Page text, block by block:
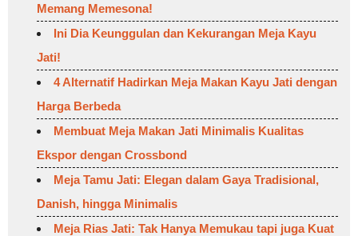
Memang Memesona!
Ini Dia Keunggulan dan Kekurangan Meja Kayu
Jati!
4 Alternatif Hadirkan Meja Makan Kayu Jati dengan
Harga Berbeda
Membuat Meja Makan Jati Minimalis Kualitas
Ekspor dengan Crossbond
Meja Tamu Jati: Elegan dalam Gaya Tradisional,
Danish, hingga Minimalis
Meja Rias Jati: Tak Hanya Memukau tapi juga Kuat